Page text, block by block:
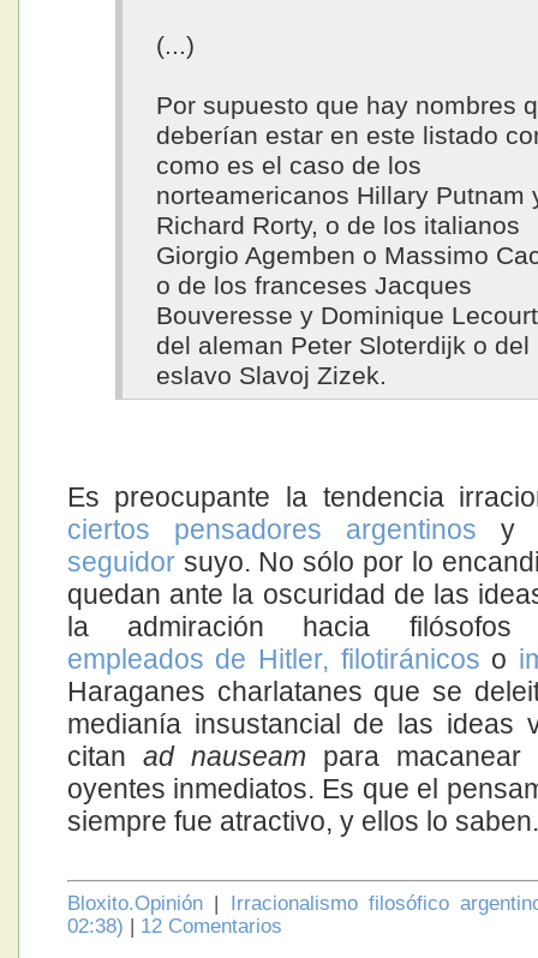
(...)
Por supuesto que hay nombres
deberían estar en este listado
como es el caso de los
norteamericanos Hillary Putnam
Richard Rorty, o de los italianos
Giorgio Agemben o Massimo
o de los franceses Jacques
Bouveresse y Dominique
del aleman Peter Sloterdijk o del
eslavo Slavoj Zizek.
Es preocupante la tendencia
ciertos pensadores argentinos y
seguidorsuyo. No sólo por lo
quedan ante la oscuridad de las
la admiración hacia filósofos
empleados de Hitler, filotiránicos o
Haraganes charlatanes que se
medianía insustancial de las ideas
citan ad nauseam para macanear
oyentes inmediatos. Es que el
siempre fue atractivo, y ellos lo saben.
Bloxito.Opinión| Irracionalismo filosófico
02:38) | 12 Comentarios